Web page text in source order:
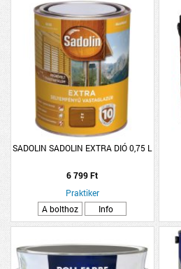
SADOLIN SADOLIN EXTRA DIÓ 0,75 L
6 799 Ft
Praktiker
A bolthoz
Info